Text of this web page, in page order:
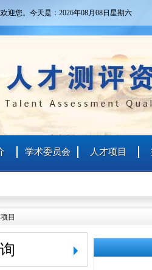
迎您。 今天是：2026年08月08日 星期六
学术委员会 人才项目
目